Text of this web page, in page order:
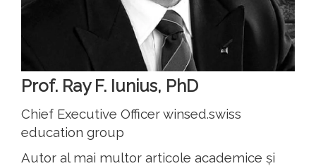
Prof. Ray F. Iunius, PhD
Chief Executive Officer winsed.swiss
education group
Autor al mai multor articole academice și